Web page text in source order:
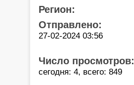
Регион:
Отправлено:
27-02-2024 03:56
Число просмотров:
сегодня: 4, всего: 849